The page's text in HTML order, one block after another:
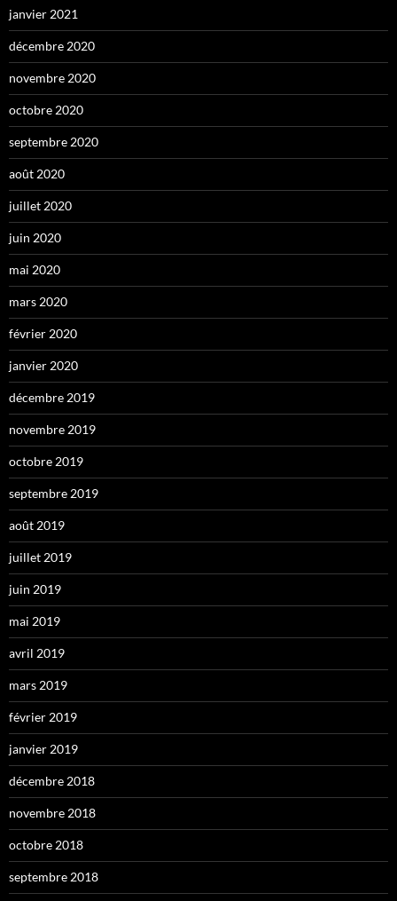
janvier 2021
décembre 2020
novembre 2020
octobre 2020
septembre 2020
août 2020
juillet 2020
juin 2020
mai 2020
mars 2020
février 2020
janvier 2020
décembre 2019
novembre 2019
octobre 2019
septembre 2019
août 2019
juillet 2019
juin 2019
mai 2019
avril 2019
mars 2019
février 2019
janvier 2019
décembre 2018
novembre 2018
octobre 2018
septembre 2018